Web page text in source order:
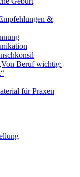
&
Beruf wichtig:
für Praxen